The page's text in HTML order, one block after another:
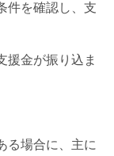
件を確認し、支
金が振り込ま
る場合に、主に